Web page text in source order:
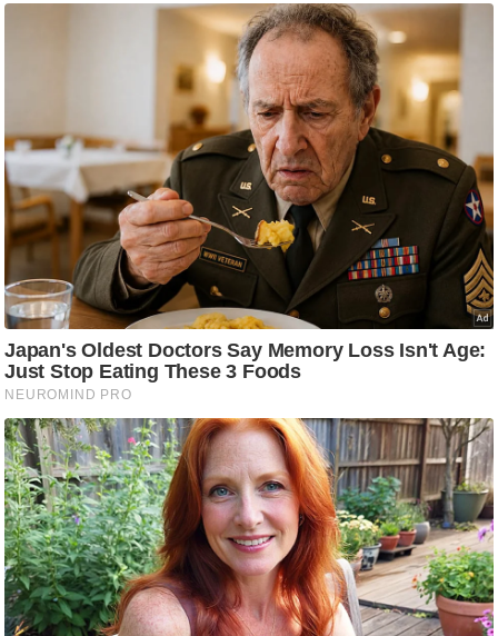
ई
.
चा
य
प
र
स
मी
क्षा
र्म
ज्यो
ति
ष
प्र
भु
म